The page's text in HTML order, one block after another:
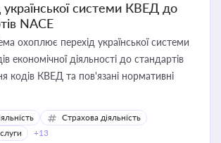
української системи КВЕД до
NACE
охоплює перехід української системи
економічної діяльності до стандартів
кодів КВЕД та пов'язані нормативні
Страхова діяльність
+13